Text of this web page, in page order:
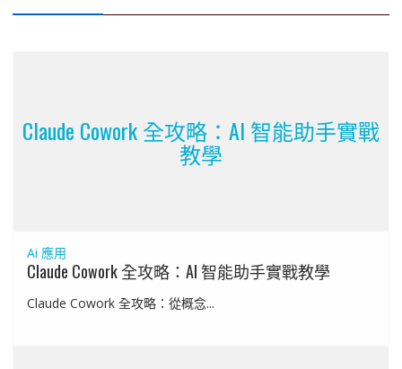
Claude Cowork 全攻略：AI 智能助手實戰
教學
Ai 應用
Claude Cowork 全攻略：AI 智能助手實戰教學
Claude Cowork 全攻略：從概念...